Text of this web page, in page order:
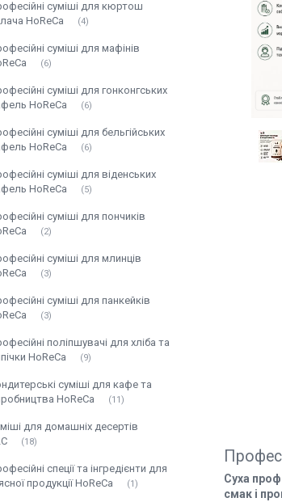
Суха
смак і
суміші для кюртош
HoReCa
4
суміші для мафінів
6
суміші для гонконгських
HoReCa
6
суміші для бельгійських
HoReCa
6
суміші для віденських
HoReCa
5
суміші для пончиків
2
суміші для млинців
3
суміші для панкейків
3
поліпшувачі для хліба та
HoReCa
9
суміші для кафе та
HoReCa
11
для домашніх десертів
18
спеції та інгредієнти для
продукції HoReCa
1